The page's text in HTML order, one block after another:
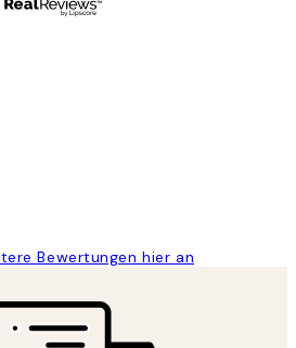
Bewertungen hier an